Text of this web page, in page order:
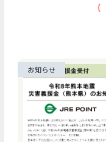
お知らせ